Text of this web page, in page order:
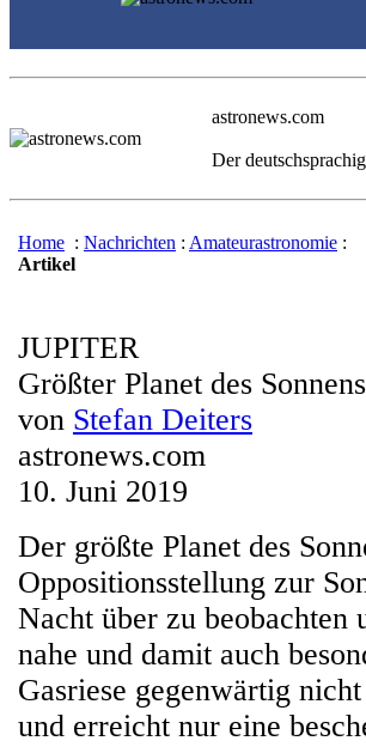
astronews.com
Der
Home : Nachrichten : Amateurastronomie :
Artikel
JUPITER
Größter Planet des
von Stefan Deiters
astronews.com
10. Juni 2019
Der größte Planet des
Oppositionsstellung zur
Nacht über zu beobachten
nahe und damit auch
Gasriese gegenwärtig
und erreicht nur eine